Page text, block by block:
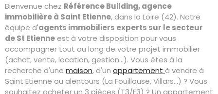
Bienvenue chez Référence Building, agence
immobilière à Saint Etienne, dans la Loire (42). Notre
équipe d'agents immobiliers experts sur le secteur
de St Etienneest à votre disposition pour vous
accompagner tout au long de votre projet immobilier
(achat, vente, location, gestion...). Vous êtes à la
recherche d'une maison, d'un appartement à vendre à
Saint Etienne ou alentours (La Fouillouse, Villars...) ? Vous
souhaitez acheter un 3 pièces (T3/F3) ? Un appartement